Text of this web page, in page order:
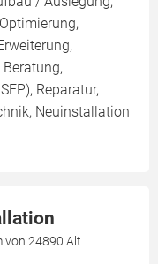
Reparatur,
Neuinstallation
von 24890 Alt